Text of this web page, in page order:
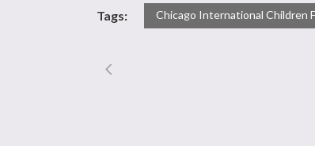
Tags: Chicago International Children